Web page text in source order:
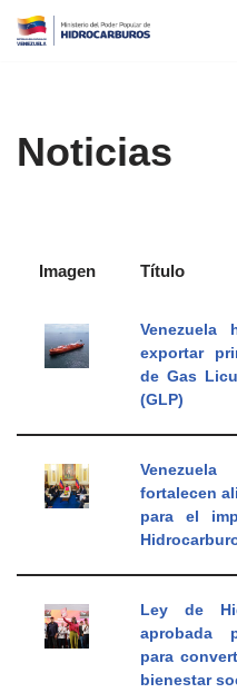
Noticias
Imagen Título
Venezuela
exportar
de Gas
(GLP)
fortalecen
para el
Ley de
aprobada
para
bienestar